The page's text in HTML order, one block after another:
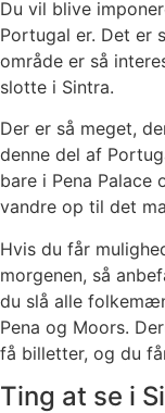
Du vil blive
Portugal er. Det er
område er så
slotte i Sintra.
Der er så meget,
denne del af
bare i Pena Palace
vandre op til det
Hvis du får
morgenen, så
du slå alle
Pena og Moors.
få billetter, og du
Ting at se i